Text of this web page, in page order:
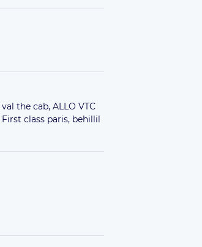
val the cab, ALLO VTC
First class paris, behillil